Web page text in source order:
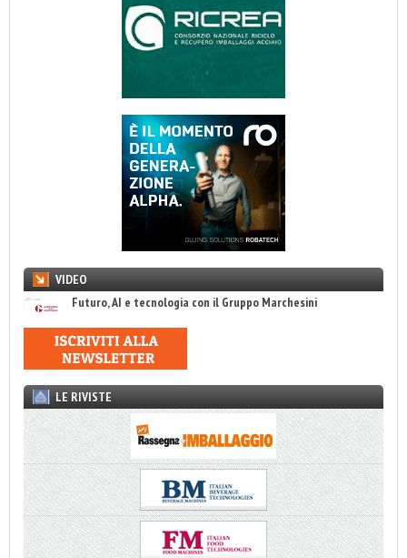
VIDEO
Futuro, AI e tecnologia con il Gruppo Marchesini
LE RIVISTE